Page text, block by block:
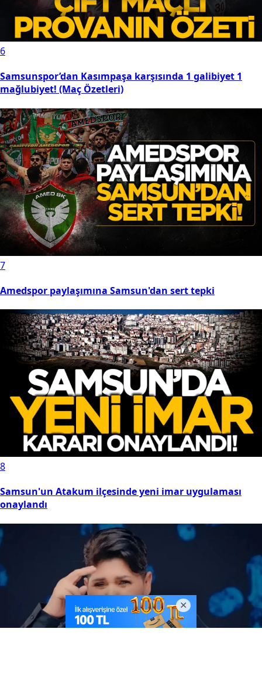
6
Samsunspor’dan Kasımpaşa karşısında 1 galibiyet 1
mağlubiyet! (Maç Özetleri)
7
Amedspor paylaşımına Samsun'dan sert tepki
8
Samsun'un Atakum ilçesinde yeni imar uygulaması
onaylandı